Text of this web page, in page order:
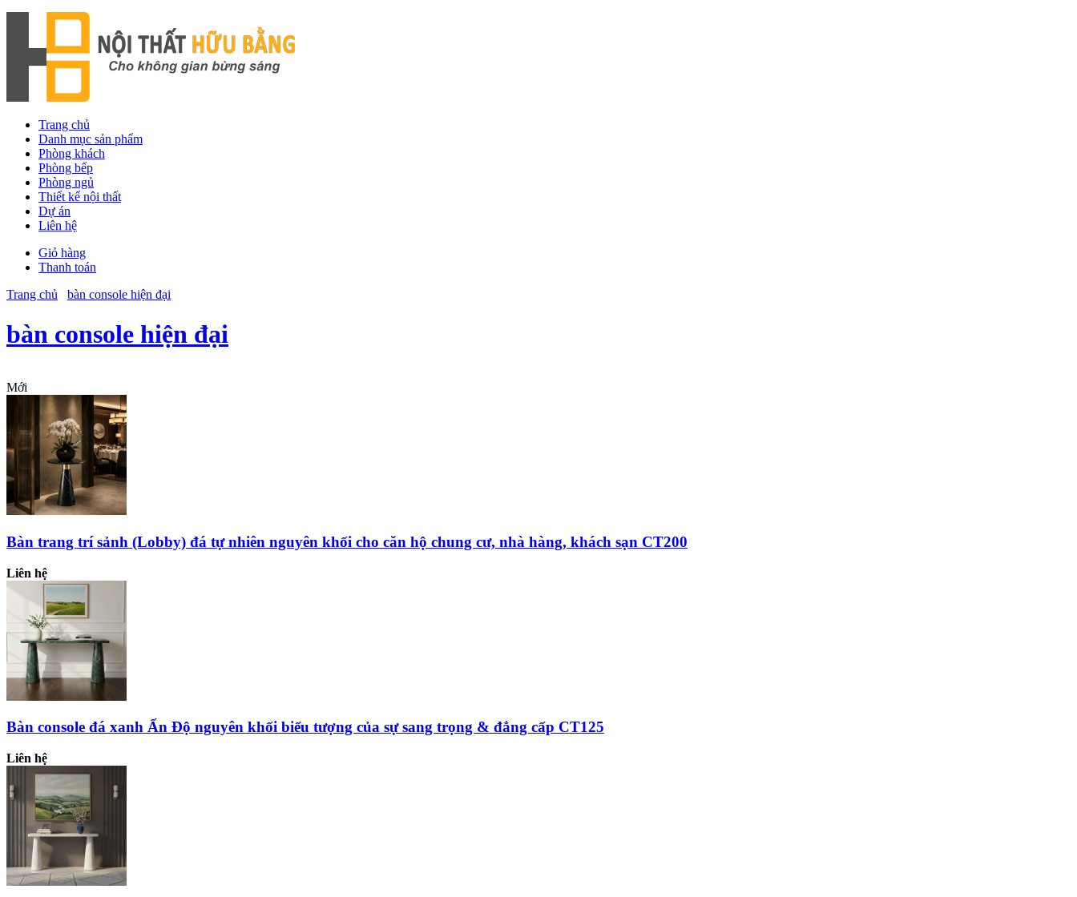
Trang chủ
Danh mục sản phẩm
Phòng khách
Phòng bếp
Phòng ngủ
Thiết kế nội thất
Dự án
Liên hệ
Giỏ hàng
Thanh toán
Trang chủ
bàn console hiện đại
bàn console hiện đại
Mới
Bàn trang trí sảnh (Lobby) đá tự nhiên nguyên khối cho căn hộ chung cư, nhà hàng, khách sạn CT200
Liên hệ
Bàn console đá xanh Ấn Độ nguyên khối biểu tượng của sự sang trọng & đẳng cấp CT125
Liên hệ